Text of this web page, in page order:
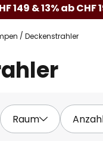
149 & 13% ab CHF
Deckenstrahler
Raum